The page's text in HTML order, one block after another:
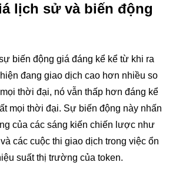
lịch sử và biến động
biến động giá đáng kể kể từ khi ra
đang giao dịch cao hơn nhiều so
thời đại, nó vẫn thấp hơn đáng kể
mọi thời đại. Sự biến động này nhấn
của các sáng kiến chiến lược như
các cuộc thi giao dịch trong việc ổn
suất thị trường của token.